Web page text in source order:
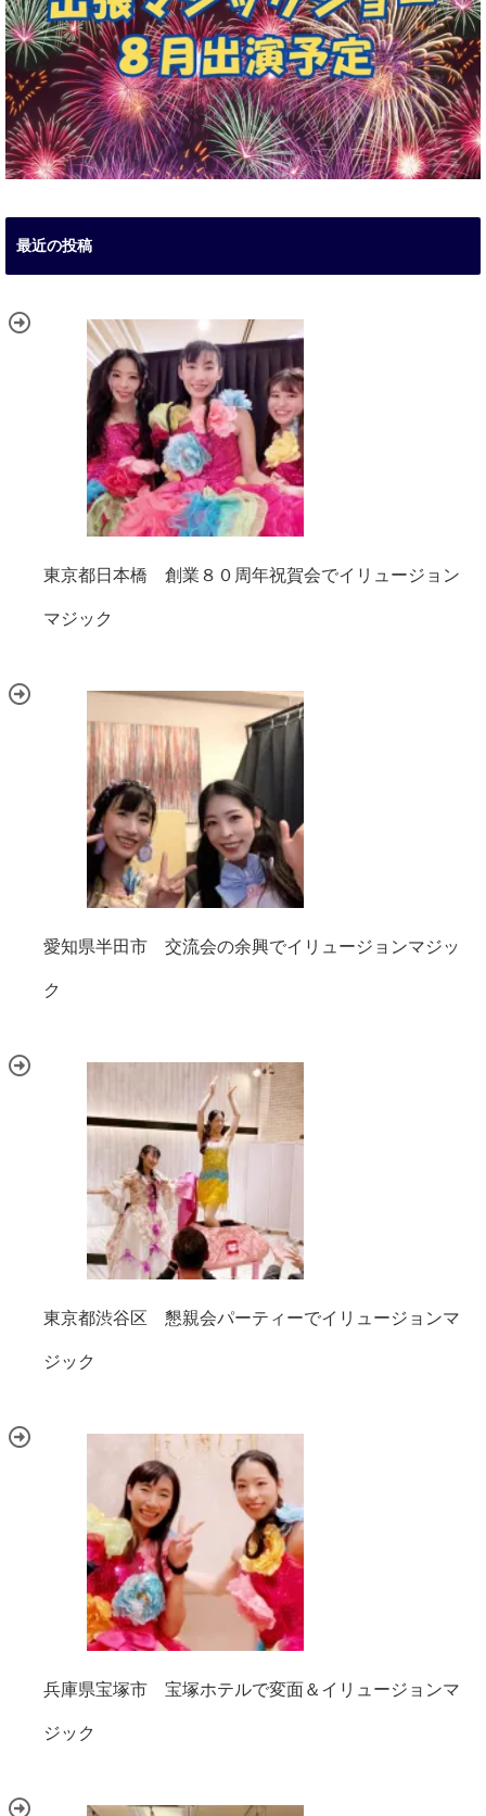
最近の投稿
東京都日本橋 創業８０周年祝賀会でイリュージョン
マジック
愛知県半田市 交流会の余興でイリュージョンマジッ
ク
東京都渋谷区 懇親会パーティーでイリュージョンマ
ジック
兵庫県宝塚市 宝塚ホテルで変面＆イリュージョンマ
ジック